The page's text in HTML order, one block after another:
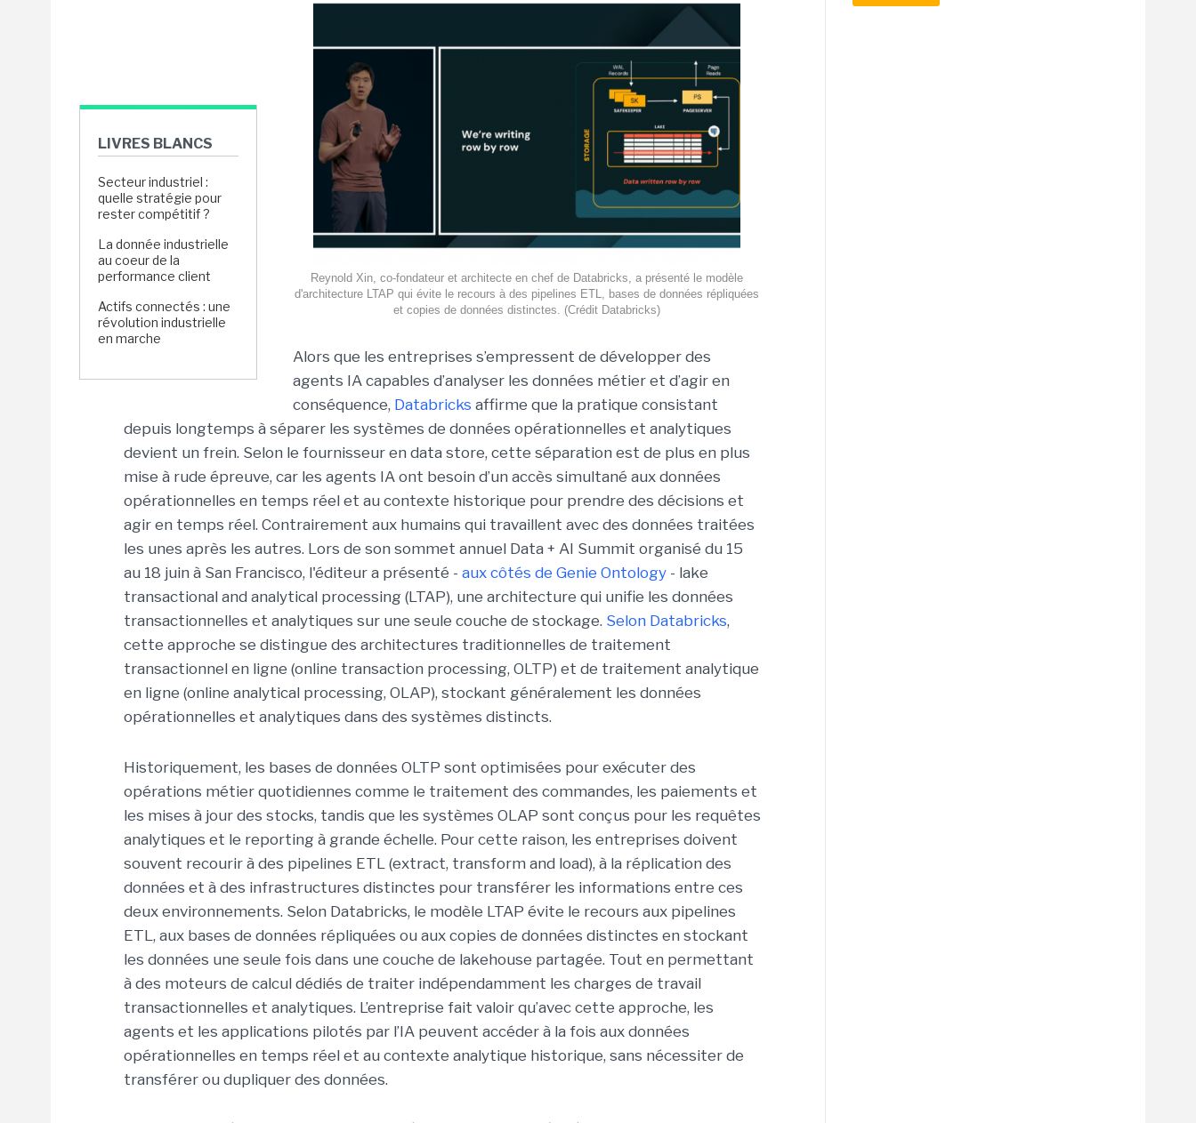
LIVRES BLANCS
Secteur industriel :
quelle stratégie pour
rester compétitif ?
La donnée industrielle
au coeur de la
performance client
Actifs connectés : une
révolution industrielle
en marche
Reynold Xin, co-fondateur et architecte en chef de Databricks, a présenté le modèle
d'architecture LTAP qui évite le recours à des pipelines ETL, bases de données répliquées
et copies de données distinctes. (Crédit Databricks)
Alors que les entreprises s’empressent de développer des
agents IA capables d’analyser les données métier et d’agir en
conséquence, Databricks affirme que la pratique consistant
depuis longtemps à séparer les systèmes de données opérationnelles et analytiques
devient un frein. Selon le fournisseur en data store, cette séparation est de plus en plus
mise à rude épreuve, car les agents IA ont besoin d’un accès simultané aux données
opérationnelles en temps réel et au contexte historique pour prendre des décisions et
agir en temps réel. Contrairement aux humains qui travaillent avec des données traitées
les unes après les autres. Lors de son sommet annuel Data + AI Summit organisé du 15
au 18 juin à San Francisco, l'éditeur a présenté - aux côtés de Genie Ontology - lake
transactional and analytical processing (LTAP), une architecture qui unifie les données
transactionnelles et analytiques sur une seule couche de stockage. Selon Databricks,
cette approche se distingue des architectures traditionnelles de traitement
transactionnel en ligne (online transaction processing, OLTP) et de traitement analytique
en ligne (online analytical processing, OLAP), stockant généralement les données
opérationnelles et analytiques dans des systèmes distincts.
Historiquement, les bases de données OLTP sont optimisées pour exécuter des
opérations métier quotidiennes comme le traitement des commandes, les paiements et
les mises à jour des stocks, tandis que les systèmes OLAP sont conçus pour les requêtes
analytiques et le reporting à grande échelle. Pour cette raison, les entreprises doivent
souvent recourir à des pipelines ETL (extract, transform and load), à la réplication des
données et à des infrastructures distinctes pour transférer les informations entre ces
deux environnements. Selon Databricks, le modèle LTAP évite le recours aux pipelines
ETL, aux bases de données répliquées ou aux copies de données distinctes en stockant
les données une seule fois dans une couche de lakehouse partagée. Tout en permettant
à des moteurs de calcul dédiés de traiter indépendamment les charges de travail
transactionnelles et analytiques. L’entreprise fait valoir qu’avec cette approche, les
agents et les applications pilotés par l’IA peuvent accéder à la fois aux données
opérationnelles en temps réel et au contexte analytique historique, sans nécessiter de
transférer ou dupliquer des données.